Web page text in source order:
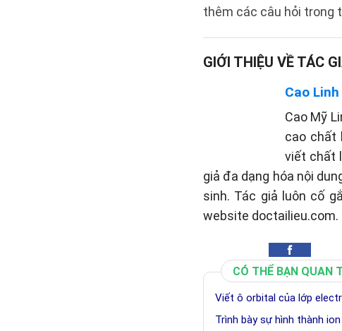
thêm các câu hỏi trong
GIỚI THIỆU VỀ TÁC
Cao Linh
Cao Mỹ
cao chất
viết chất
giả đa dạng hóa nội
sinh. Tác giả luôn cố
website doctailieu.com.
CÓ THỂ BẠN QUAN
Viết ô orbital của lớp
Trình bày sự hình thành